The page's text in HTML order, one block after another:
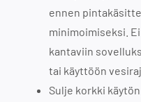
ennen
minimoimiseksi.
kantaviin
tai käyttöön
Sulje korkki